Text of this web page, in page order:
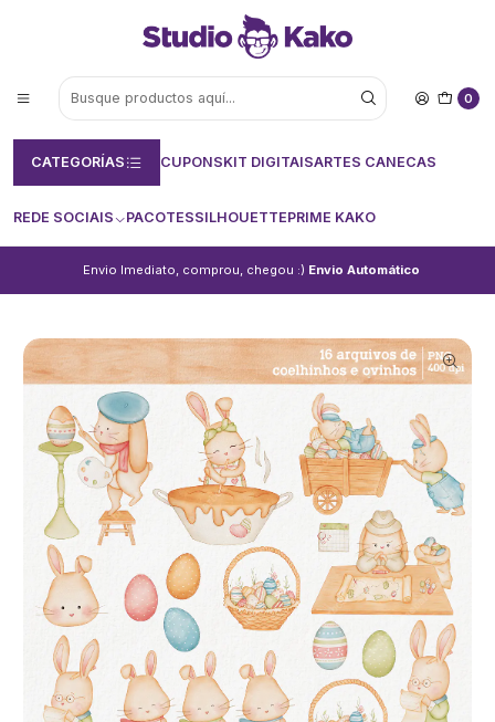
0
CATEGORÍAS CUPONSKIT DIGITAISARTES CANECAS
REDE SOCIAIS PACOTESSILHOUETTEPRIME KAKO
Envio Imediato, comprou, chegou :) Envio Automático